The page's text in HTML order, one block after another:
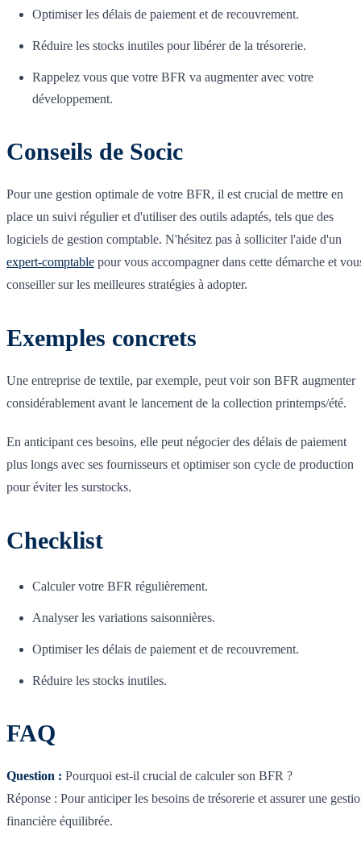
Optimiser les délais de paiement et de recouvrement.
Réduire les stocks inutiles pour libérer de la trésorerie.
Rappelez vous que votre BFR va augmenter avec votre
développement.
Conseils de Socic
Pour une gestion optimale de votre BFR, il est crucial de mettre en
place un suivi régulier et d'utiliser des outils adaptés, tels que des
logiciels de gestion comptable. N'hésitez pas à solliciter l'aide d'un
expert-comptable pour vous accompagner dans cette démarche et
conseiller sur les meilleures stratégies à adopter.
Exemples concrets
Une entreprise de textile, par exemple, peut voir son BFR augmenter
considérablement avant le lancement de la collection printemps/été.
En anticipant ces besoins, elle peut négocier des délais de paiement
plus longs avec ses fournisseurs et optimiser son cycle de production
pour éviter les surstocks.
Checklist
Calculer votre BFR régulièrement.
Analyser les variations saisonnières.
Optimiser les délais de paiement et de recouvrement.
Réduire les stocks inutiles.
FAQ
Question : Pourquoi est-il crucial de calculer son BFR ?
Réponse : Pour anticiper les besoins de trésorerie et assurer une
financière équilibrée.